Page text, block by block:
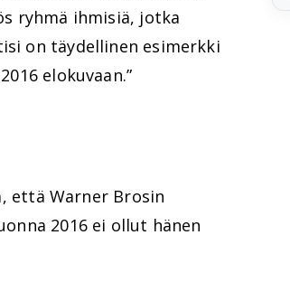
ryhmä ihmisiä, jotka
on täydellinen esimerkki
elokuvaan.”
että Warner Brosin
2016 ei ollut hänen